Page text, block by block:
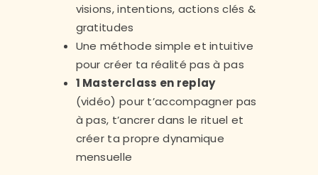
visions, intentions, actions clés &
gratitudes
Une méthode simple et intuitive
pour créer ta réalité pas à pas
1 Masterclass en replay
(vidéo) pour t’accompagner pas
à pas, t’ancrer dans le rituel et
créer ta propre dynamique
mensuelle